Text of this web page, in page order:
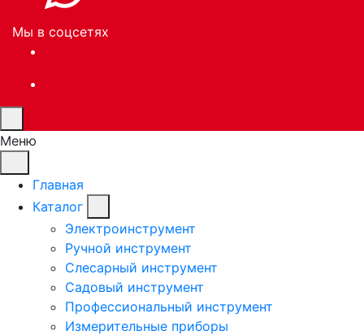
Мы в соцсетях
Меню
Главная
Каталог
Электроинструмент
Ручной инструмент
Слесарный инструмент
Садовый инструмент
Профессиональный инструмент
Измерительные приборы